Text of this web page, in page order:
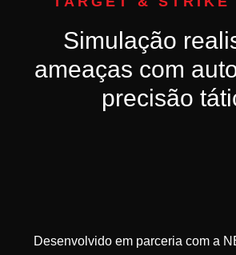
Simulação
ameaças com
precisão
Desenvolvido em parceria com a